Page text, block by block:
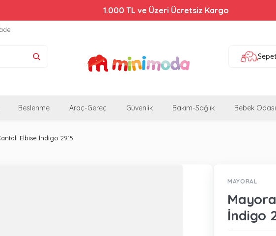
1.000 TL ve Üzeri Ücretsiz Kargo
Beslenme Araç-Gereç Güvenlik Bakım-Sağlık Bebek Odası
Elbise İndigo 2915
MAYORAL
İndigo